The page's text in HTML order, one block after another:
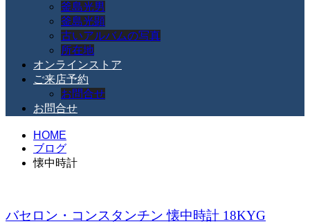
釜島光男
釜島光顕
古いアルバムの写真
所在地
オンラインストア
ご来店予約
お問合せ
お問合せ
HOME
ブログ
懐中時計
バセロン・コンスタンチン 懐中時計 18KYG